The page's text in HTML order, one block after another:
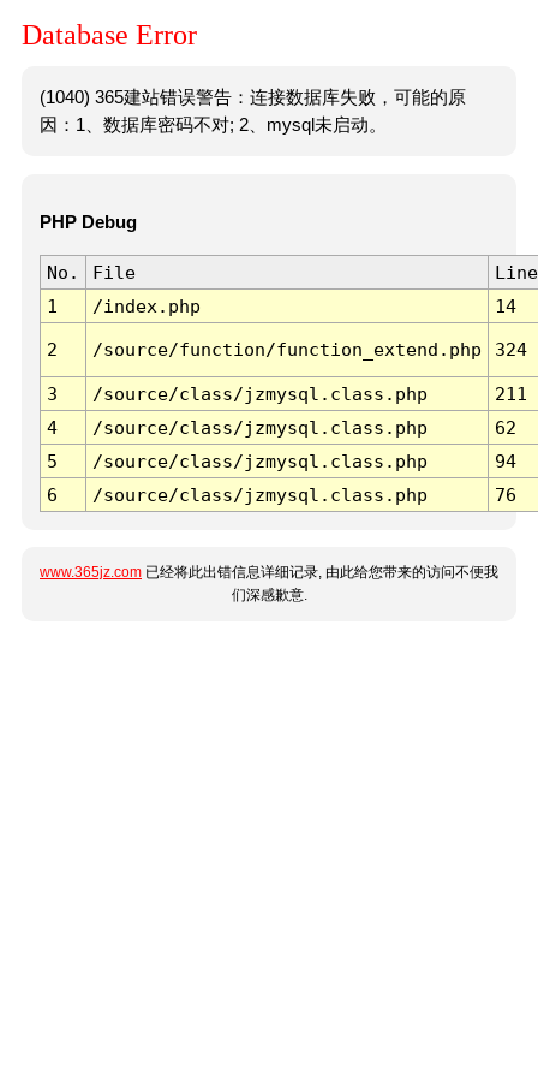
Database Error
(1040) 365建站错误警告：连接数据库失败，可能的原
因：1、数据库密码不对; 2、mysql未启动。
PHP Debug
No. File
Line
1
/index.php 14
2 /source/function/function_extend.php 324
3 /source/class/jzmysql.class.php
211
4
/source/class/jzmysql.class.php
62
5
/source/class/jzmysql.class.php
94
6
/source/class/jzmysql.class.php 76
www.365jz.com 已经将此出错信息详细记录, 由此给您带来的访问不便我
们深感歉意.